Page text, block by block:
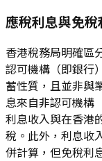
應稅利息與免稅
香港稅務局明確區
認可機構（即銀行
蓄性質，且並非與
息來自非認可機構
利息收入與在香港
稅。此外，利息收
併計算，但免稅利